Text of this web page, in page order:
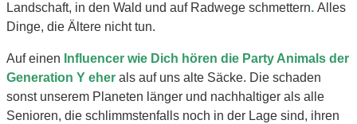
Landschaft, in den Wald und auf Radwege schmettern. Alles
Dinge, die Ältere nicht tun.
Auf einen Influencer wie Dich hören die Party Animals der
Generation Y eher als auf uns alte Säcke. Die schaden
sonst unserem Planeten länger und nachhaltiger als alle
Senioren, die schlimmstenfalls noch in der Lage sind, ihren